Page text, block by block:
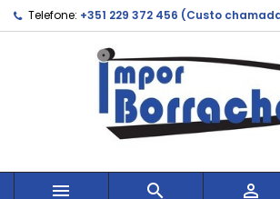
Telefone: +351 229 372 456 (Custo
  